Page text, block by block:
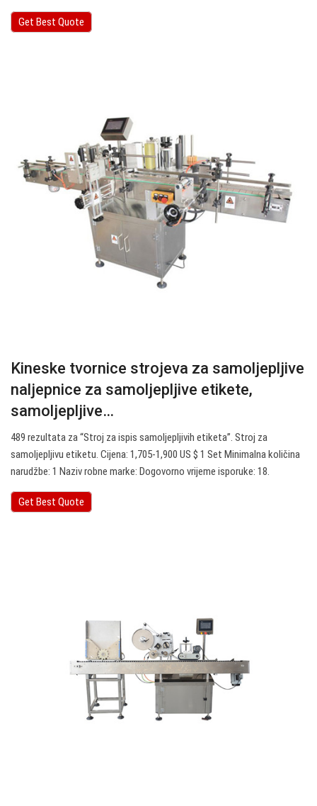
Get Best Quote
Kineske tvornice strojeva za samoljepljive
naljepnice za samoljepljive etikete,
samoljepljive…
489 rezultata za “Stroj za ispis samoljepljivih etiketa”. Stroj za
samoljepljivu etiketu. Cijena: 1,705-1,900 US $ 1 Set Minimalna količina
narudžbe: 1 Naziv robne marke: Dogovorno vrijeme isporuke: 18.
Get Best Quote